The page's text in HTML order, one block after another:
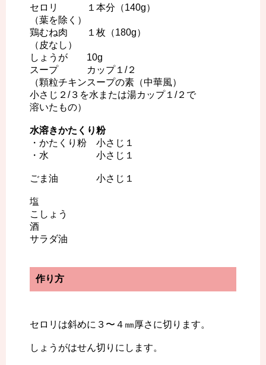
セロリ １本分（140g）
（葉を除く）
鶏むね肉 １枚（180g）
（皮なし）
しょうが 10g
スープ カップ１/２
（顆粒チキンスープの素（中華風）
小さじ２/３を水または湯カップ１/２で
溶いたもの）
水溶きかたくり粉
・かたくり粉 小さじ１
・水 小さじ１
ごま油 小さじ１
塩
こしょう
酒
サラダ油
作り方
セロリは斜めに３〜４㎜厚さに切ります。
しょうがはせん切りにします。